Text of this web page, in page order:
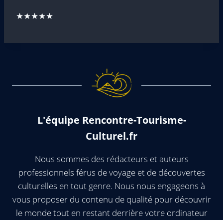
★★★★★
L'équipe Rencontre-Tourisme-
Culturel.fr
Nous sommes des rédacteurs et auteurs
professionnels férus de voyage et de découvertes
culturelles en tout genre. Nous nous engageons à
vous proposer du contenu de qualité pour découvrir
le monde tout en restant derrière votre ordinateur